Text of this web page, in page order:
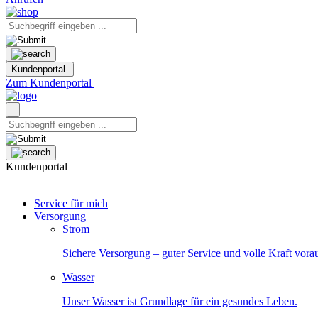
Kundenportal
Zum Kundenportal
Kundenportal
Service für mich
Versorgung
Strom
Sichere Versorgung – guter Service und volle Kraft
Wasser
Unser Wasser ist Grundlage für ein gesundes Leben.